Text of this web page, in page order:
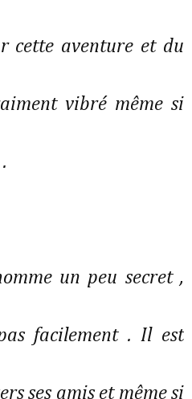
cette aventure et du
vibré même si
un peu secret ,
facilement . Il est
ses amis et même si